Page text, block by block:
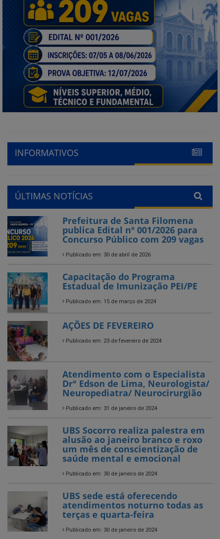
INFORMATIVOS
ÚLTIMAS NOTÍCIAS
Prefeitura de Santa Filomena
publica Edital nº 001/2026 para
Concurso Público com 209 vagas
Publicado em: 30 de abril de 2026
Capacitação do Programa
Estadual de Imunização PEI/PE
Publicado em: 15 de março de 2024
AÇÕES DE FEVEREIRO
Publicado em: 23 de fevereiro de 2024
Atendimento com o Especialista
Dr° Edson de Lima, Neurologista/
Neuropediatra/ Neurocirurgião
Publicado em: 31 de janeiro de 2024
UBS Socorro realiza palestra em
alusão ao janeiro branco e roxo
um mês de conscientização de
saúde mental e emocional
Publicado em: 30 de janeiro de 2024
UBS sede está oferecendo
atendimentos noturno todas as
terças e quarta-feira
Publicado em: 30 de janeiro de 2024